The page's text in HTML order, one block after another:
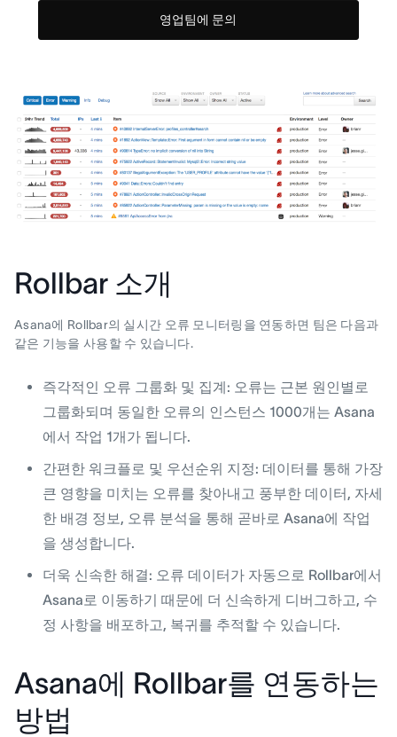
영업팀에 문의
Rollbar 소개
Asana에 Rollbar의 실시간 오류 모니터링을 연동하면 팀은 다음과
같은 기능을 사용할 수 있습니다.
즉각적인 오류 그룹화 및 집계: 오류는 근본 원인별로
그룹화되며 동일한 오류의 인스턴스 1000개는 Asana
에서 작업 1개가 됩니다.
간편한 워크플로 및 우선순위 지정: 데이터를 통해 가장
큰 영향을 미치는 오류를 찾아내고 풍부한 데이터, 자세
한 배경 정보, 오류 분석을 통해 곧바로 Asana에 작업
을 생성합니다.
더욱 신속한 해결: 오류 데이터가 자동으로 Rollbar에서
Asana로 이동하기 때문에 더 신속하게 디버그하고, 수
정 사항을 배포하고, 복귀를 추적할 수 있습니다.
Asana에 Rollbar를 연동하는
방법